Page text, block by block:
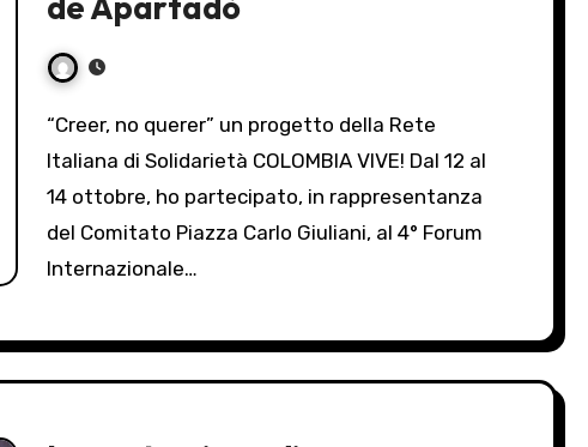
“Creer, no querer” un progetto della Rete
Italiana di Solidarietà COLOMBIA VIVE! Dal 12 al
14 ottobre, ho partecipato, in rappresentanza
del Comitato Piazza Carlo Giuliani, al 4° Forum
Internazionale…